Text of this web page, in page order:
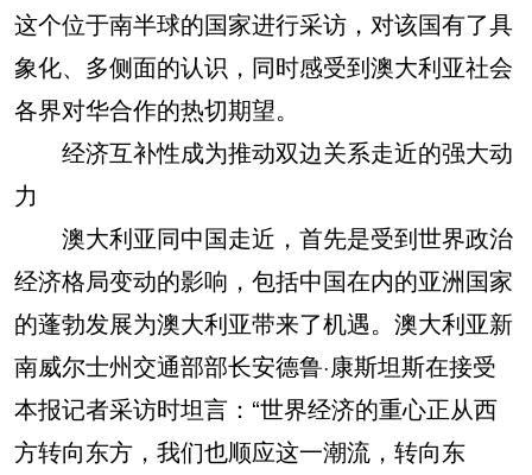
这个位于南半球的国家进行采访，对该国有了具
象化、多侧面的认识，同时感受到澳大利亚社会
各界对华合作的热切期望。
经济互补性成为推动双边关系走近的强大动
力
澳大利亚同中国走近，首先是受到世界政治
经济格局变动的影响，包括中国在内的亚洲国家
的蓬勃发展为澳大利亚带来了机遇。澳大利亚新
南威尔士州交通部部长安德鲁·康斯坦斯在接受
本报记者采访时坦言：“世界经济的重心正从西
方转向东方，我们也顺应这一潮流，转向东